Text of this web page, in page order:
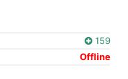
159
Offline